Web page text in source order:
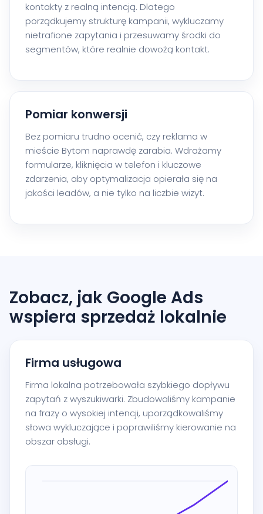
kontakty z realną intencją. Dlatego
porządkujemy strukturę kampanii, wykluczamy
nietrafione zapytania i przesuwamy środki do
segmentów, które realnie dowożą kontakt.
Pomiar konwersji
Bez pomiaru trudno ocenić, czy reklama w
mieście Bytom naprawdę zarabia. Wdrażamy
formularze, kliknięcia w telefon i kluczowe
zdarzenia, aby optymalizacja opierała się na
jakości leadów, a nie tylko na liczbie wizyt.
Zobacz, jak Google Ads
wspiera sprzedaż lokalnie
Firma usługowa
Firma lokalna potrzebowała szybkiego dopływu
zapytań z wyszukiwarki. Zbudowaliśmy kampanie
na frazy o wysokiej intencji, uporządkowaliśmy
słowa wykluczające i poprawiliśmy kierowanie na
obszar obsługi.